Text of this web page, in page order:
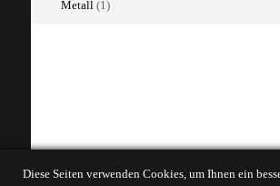
Metall (1)
Diese Seiten verwenden Cookies, um Ihnen ein